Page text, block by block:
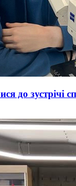
до зустрічі